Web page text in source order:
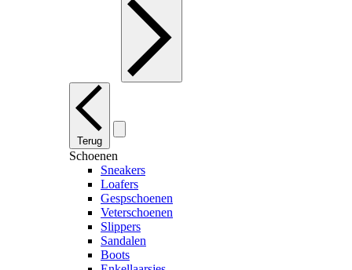
Terug
Schoenen
Sneakers
Loafers
Gespschoenen
Veterschoenen
Slippers
Sandalen
Boots